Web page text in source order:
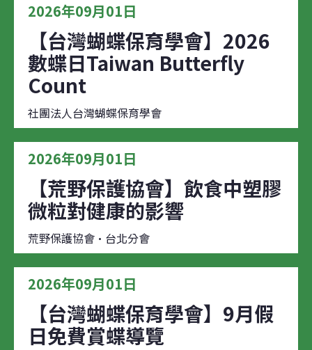
2026年09月01日
【台灣蝴蝶保育學會】2026
數蝶日Taiwan Butterfly
Count
社團法人台灣蝴蝶保育學會
2026年09月01日
【荒野保護協會】飲食中塑膠
微粒對健康的影響
荒野保護協會·台北分會
2026年09月01日
【台灣蝴蝶保育學會】9月假
日免費賞蝶導覽